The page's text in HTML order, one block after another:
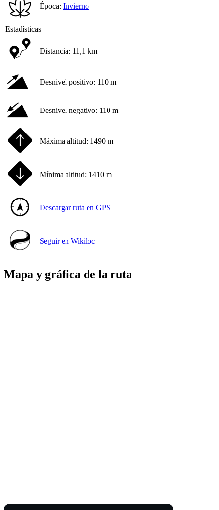
Época: Invierno
Estadísticas
Distancia: 11,1 km
Desnivel positivo: 110 m
Desnivel negativo: 110 m
Máxima altitud: 1490 m
Mínima altitud: 1410 m
Descargar ruta en GPS
Seguir en Wikiloc
Mapa y gráfica de la ruta